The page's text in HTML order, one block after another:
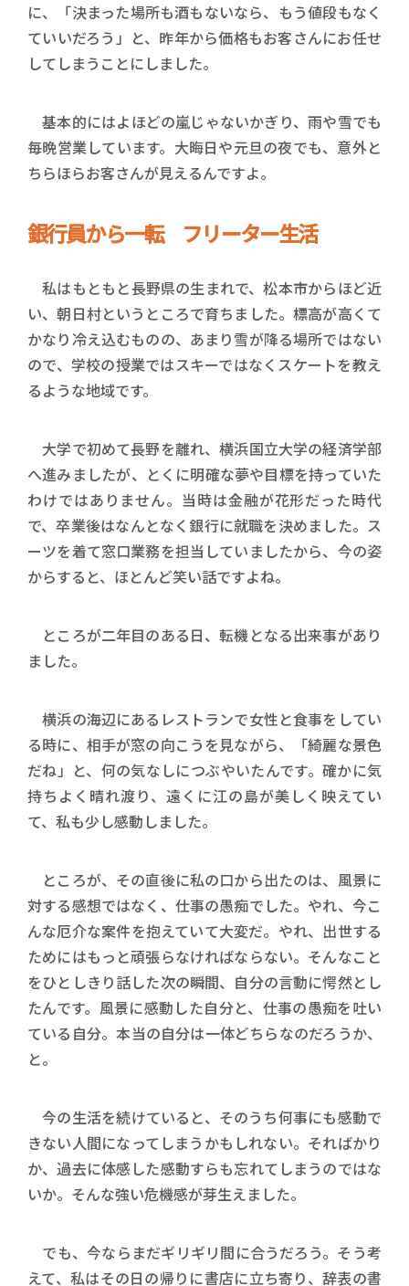
に、「決まった場所も酒もないなら、もう値段もなく
ていいだろう」と、昨年から価格もお客さんにお任せ
してしまうことにしました。
基本的にはよほどの嵐じゃないかぎり、雨や雪でも
毎晩営業しています。大晦日や元旦の夜でも、意外と
ちらほらお客さんが見えるんですよ。
銀行員から一転 フリーター生活
私はもともと長野県の生まれで、松本市からほど近
い、朝日村というところで育ちました。標高が高くて
かなり冷え込むものの、あまり雪が降る場所ではない
ので、学校の授業ではスキーではなくスケートを教え
るような地域です。
大学で初めて長野を離れ、横浜国立大学の経済学部
へ進みましたが、とくに明確な夢や目標を持っていた
わけではありません。当時は金融が花形だった時代
で、卒業後はなんとなく銀行に就職を決めました。ス
ーツを着て窓口業務を担当していましたから、今の姿
からすると、ほとんど笑い話ですよね。
ところが二年目のある日、転機となる出来事があり
ました。
横浜の海辺にあるレストランで女性と食事をしてい
る時に、相手が窓の向こうを見ながら、「綺麗な景色
だね」と、何の気なしにつぶやいたんです。確かに気
持ちよく晴れ渡り、遠くに江の島が美しく映えてい
て、私も少し感動しました。
ところが、その直後に私の口から出たのは、風景に
対する感想ではなく、仕事の愚痴でした。やれ、今こ
んな厄介な案件を抱えていて大変だ。やれ、出世する
ためにはもっと頑張らなければならない。そんなこと
をひとしきり話した次の瞬間、自分の言動に愕然とし
たんです。風景に感動した自分と、仕事の愚痴を吐い
ている自分。本当の自分は一体どちらなのだろうか、
と。
今の生活を続けていると、そのうち何事にも感動で
きない人間になってしまうかもしれない。そればかり
か、過去に体感した感動すらも忘れてしまうのではな
いか。そんな強い危機感が芽生えました。
でも、今ならまだギリギリ間に合うだろう。そう考
えて、私はその日の帰りに書店に立ち寄り、辞表の書